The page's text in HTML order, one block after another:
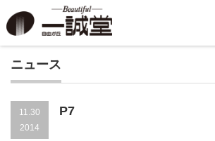
ニュース
11.30
2014
P7